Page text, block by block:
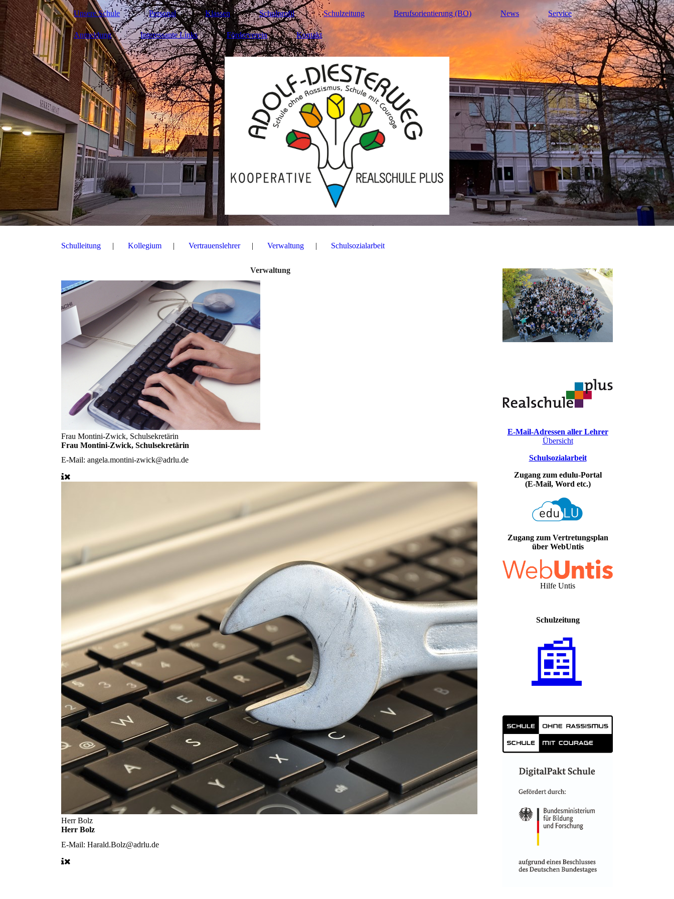
Unsere Schule Personal Klassen Schulprofil Schulzeitung Berufsorientierung (BO) News Service
Anmeldung Interessante Links Förderverein Kontakt
Schulleitung Kollegium Vertrauenslehrer Verwaltung Schulsozialarbeit
Verwaltung
Frau Montini-Zwick, Schulsekretärin
Frau Montini-Zwick, Schulsekretärin
E-Mail: angela.montini-zwick@adrlu.de
Herr Bolz
Herr Bolz
E-Mail: Harald.Bolz@adrlu.de
E-Mail-Adressen aller Lehrer
Übersicht
Schulsozialarbeit
Zugang zum edulu-Portal
(E-Mail, Word etc.)
Zugang zum Vertretungsplan
über WebUntis
Hilfe Untis
Schulzeitung
📰